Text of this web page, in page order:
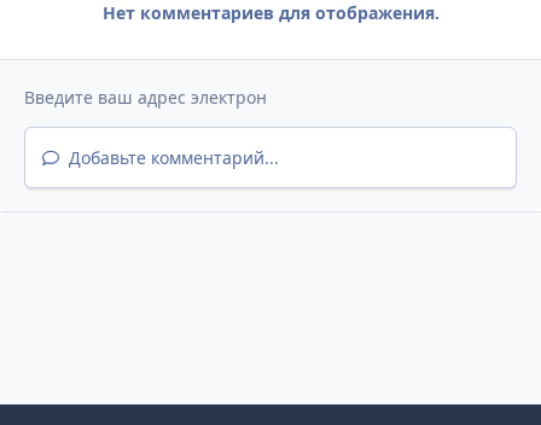
Нет комментариев для отображения.
Добавьте комментарий...